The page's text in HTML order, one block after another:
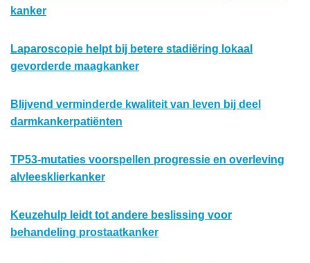
kanker
Laparoscopie helpt bij betere stadiëring lokaal
gevorderde maagkanker
Blijvend verminderde kwaliteit van leven bij deel
darmkankerpatiënten
TP53-mutaties voorspellen progressie en overleving
alvleesklierkanker
Keuzehulp leidt tot andere beslissing voor
behandeling prostaatkanker